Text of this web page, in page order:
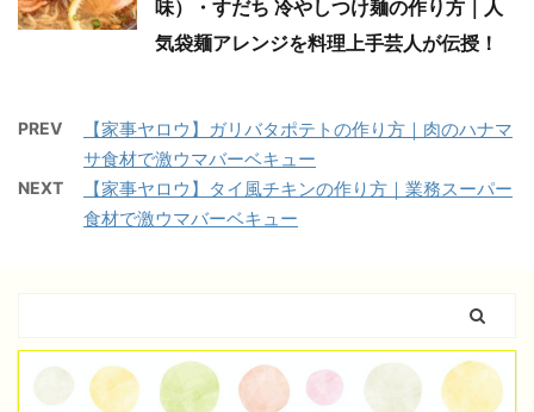
味）・すだち 冷やしつけ麺の作り方｜人
気袋麺アレンジを料理上手芸人が伝授！
PREV
【家事ヤロウ】ガリバタポテトの作り方｜肉のハナマ
サ食材で激ウマバーベキュー
NEXT
【家事ヤロウ】タイ風チキンの作り方｜業務スーパー
食材で激ウマバーベキュー